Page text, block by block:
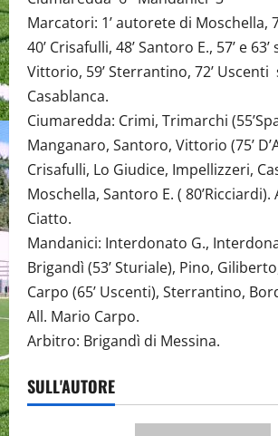
Marcatori: 1’ autorete di Moschella,
40’ Crisafulli, 48’ Santoro E., 57’ e
Vittorio, 59’ Sterrantino, 72’ Uscenti
Casablanca.
Ciumaredda: Crimi, Trimarchi
Manganaro, Santoro, Vittorio (75’
Crisafulli, Lo Giudice, Impellizzeri,
Moschella, Santoro E. ( 80’Ricciardi).
Ciatto.
Mandanici: Interdonato G.,
Brigandì (53’ Sturiale), Pino,
Carpo (65’ Uscenti), Sterrantino,
All. Mario Carpo.
Arbitro: Brigandì di Messina.
SULL'AUTORE